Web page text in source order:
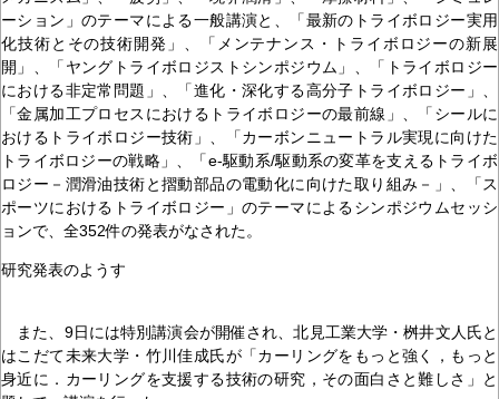
ーション」のテーマによる一般講演と、「最新のトライボロジー実用
化技術とその技術開発」、「メンテナンス・トライボロジーの新展
開」、「ヤングトライボロジストシンポジウム」、「トライボロジー
における非定常問題」、「進化・深化する高分子トライボロジー」、
「金属加工プロセスにおけるトライボロジーの最前線」、「シールに
おけるトライボロジー技術」、「カーボンニュートラル実現に向けた
トライボロジーの戦略」、「e-駆動系/駆動系の変革を支えるトライボ
ロジー－潤滑油技術と摺動部品の電動化に向けた取り組み－」、「ス
ポーツにおけるトライボロジー」のテーマによるシンポジウムセッシ
ョンで、全352件の発表がなされた。
研究発表のようす
また、9日には特別講演会が開催され、北見工業大学・桝井文人氏と
はこだて未来大学・竹川佳成氏が「カーリングをもっと強く，もっと
身近に．カーリングを支援する技術の研究，その面白さと難しさ」と